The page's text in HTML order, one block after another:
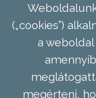
(„cookies”)
a
megérteni,